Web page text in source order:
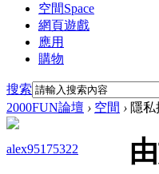
空間Space
網頁遊戲
應用
購物
搜索
2000FUN論壇 › 空間 › 隱私
alex95175322